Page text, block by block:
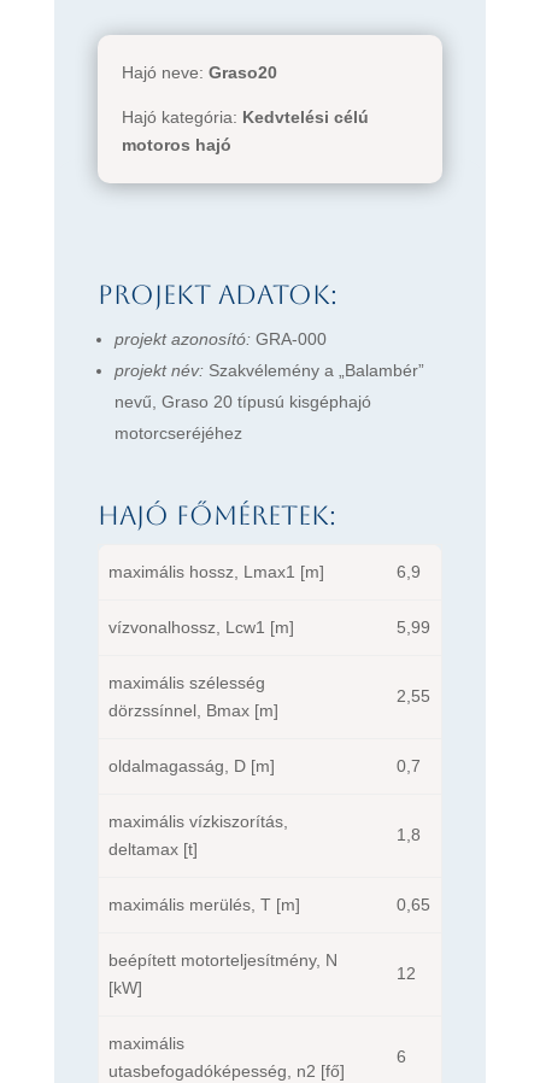
Hajó neve: Graso20
Hajó kategória: Kedvtelési célú
motoros hajó
Projekt adatok:
projekt azonosító:GRA-000
projekt név:Szakvélemény a „Balambér”
nevű, Graso 20 típusú kisgéphajó
motorcseréjéhez
Hajó főméretek:
maximális hossz, Lmax1 [m] 6,9
vízvonalhossz, Lcw1 [m] 5,99
maximális szélesség
dörzssínnel, Bmax [m]
2,55
oldalmagasság, D [m] 0,7
maximális vízkiszorítás,
deltamax [t]
1,8
maximális merülés, T [m] 0,65
beépített motorteljesítmény, N
[kW]
12
maximális
utasbefogadóképesség, n2 [fő]
6